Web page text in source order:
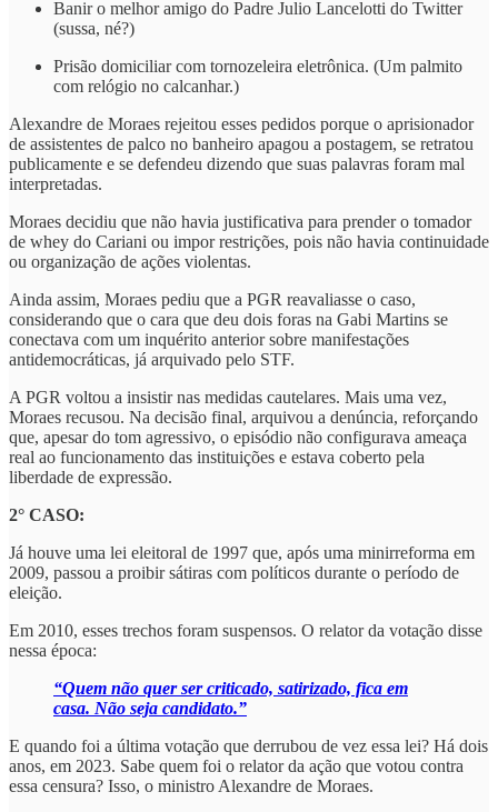
Banir o melhor amigo do Padre Julio Lancelotti do Twitter
(sussa, né?)
Prisão domiciliar com tornozeleira eletrônica. (Um palmito
com relógio no calcanhar.)
Alexandre de Moraes rejeitou esses pedidos porque o aprisionador
de assistentes de palco no banheiro apagou a postagem, se retratou
publicamente e se defendeu dizendo que suas palavras foram mal
interpretadas.
Moraes decidiu que não havia justificativa para prender o tomador
de whey do Cariani ou impor restrições, pois não havia continuidade
ou organização de ações violentas.
Ainda assim, Moraes pediu que a PGR reavaliasse o caso,
considerando que o cara que deu dois foras na Gabi Martins se
conectava com um inquérito anterior sobre manifestações
antidemocráticas, já arquivado pelo STF.
A PGR voltou a insistir nas medidas cautelares. Mais uma vez,
Moraes recusou. Na decisão final, arquivou a denúncia, reforçando
que, apesar do tom agressivo, o episódio não configurava ameaça
real ao funcionamento das instituições e estava coberto pela
liberdade de expressão.
2° CASO:
Já houve uma lei eleitoral de 1997 que, após uma minirreforma em
2009, passou a proibir sátiras com políticos durante o período de
eleição.
Em 2010, esses trechos foram suspensos. O relator da votação disse
nessa época:
“Quem não quer ser criticado, satirizado, fica em
casa. Não seja candidato.”
E quando foi a última votação que derrubou de vez essa lei? Há dois
anos, em 2023. Sabe quem foi o relator da ação que votou contra
essa censura? Isso, o ministro Alexandre de Moraes.